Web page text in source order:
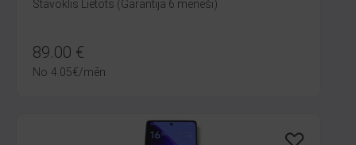
Stāvoklis Lietots (Garantija 6 mēneši)
89.00 €
No 4.05€/mēn.